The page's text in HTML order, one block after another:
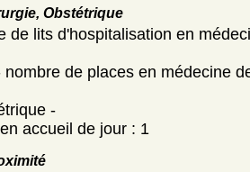
Obstétrique
de lits d'hospitalisation en
de places en médecine
-
accueil de jour : 1